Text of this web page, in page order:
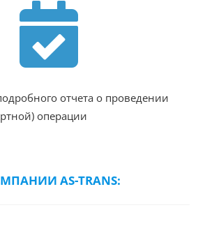

отчета о проведении
операции
AS-TRANS: